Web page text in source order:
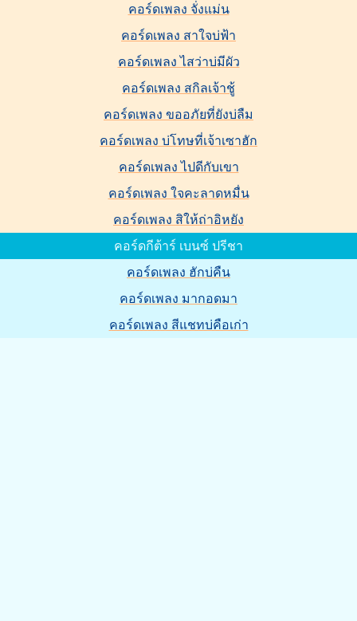
คอร์ดเพลง จั่งแม่น
คอร์ดเพลง สาใจบ่ฟ้า
คอร์ดเพลง ไสว่าบ่มีผัว
คอร์ดเพลง สกิลเจ้าชู้
คอร์ดเพลง ขออภัยที่ยังบ่ลืม
คอร์ดเพลง บ่โทษที่เจ้าเซาฮัก
คอร์ดเพลง ไปดีกับเขา
คอร์ดเพลง ใจคะลาดหมื่น
คอร์ดเพลง สิให้ถ่าอิหยัง
คอร์ดกีต้าร์ เบนซ์ ปรีชา
คอร์ดเพลง ฮักบ่คืน
คอร์ดเพลง มากอดมา
คอร์ดเพลง สีแชทบ่คือเก่า